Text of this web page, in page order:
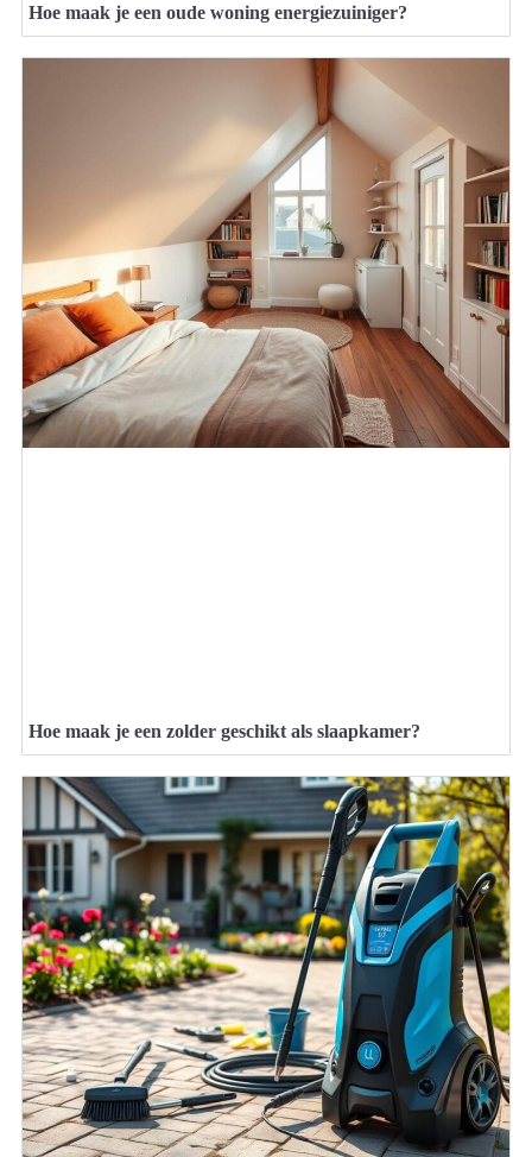
Hoe maak je een oude woning energiezuiniger?
Hoe maak je een zolder geschikt als slaapkamer?